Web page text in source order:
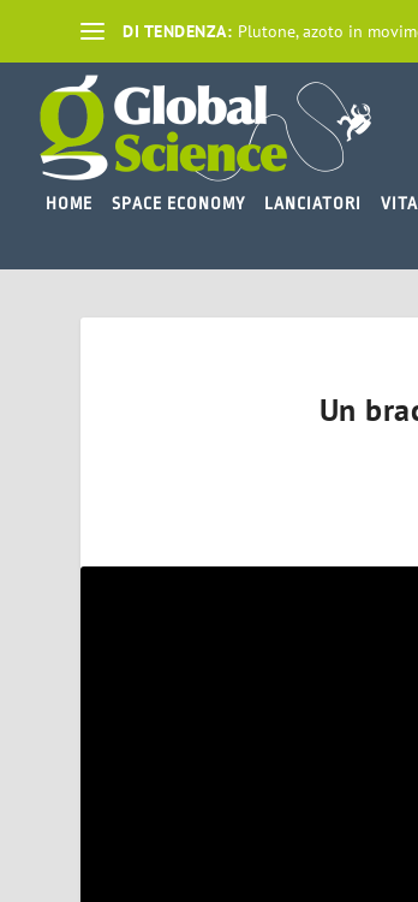
DI TENDENZA: Plutone, azoto in
HOME SPACE ECONOMY LANCIATORI
Un